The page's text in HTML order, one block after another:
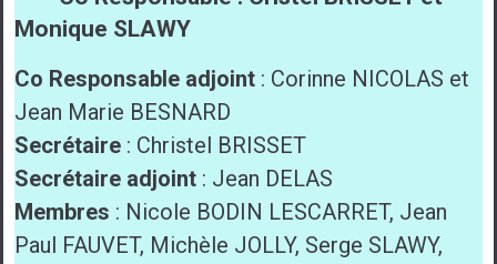
Monique SLAWY
Co Responsable adjoint : Corinne NICOLAS et
Jean Marie BESNARD
Secrétaire : Christel BRISSET
Secrétaire adjoint : Jean DELAS
Membres : Nicole BODIN LESCARRET, Jean
Paul FAUVET, Michèle JOLLY, Serge SLAWY,